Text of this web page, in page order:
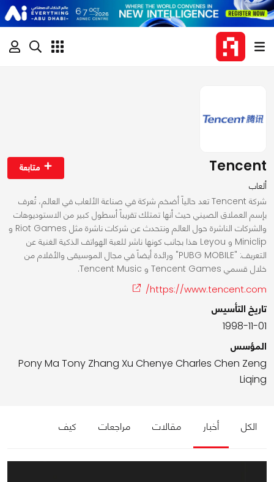
Tencent
ألعاب
متابعة
شركة Tencent تعد حالياً أضخم شركة في صناعة الألعاب في العالم، تُعرف
بإسم العملاق الصيني حيث أنها تمتلك تقريباً أسطول كبير من الاستوديوهات
والشركات الناشرة حول العالم ونتحدث عن شركات ناشرة مثل Riot Games و
Miniclip و Leyou هذا بجانب كونها ناشر للعبة الهواتف الذكية الغنية عن
التعريف: "PUBG MOBILE" ورائدة أيضاً في مجال الموسيقى والأفلام من
خلال قسمي Tencent Games و Tencent Music.
https://www.tencent.com/
تاريخ التأسيس
1998-11-01
المؤسس
Pony Ma Tony Zhang Xu Chenye Charles Chen Zeng
Liqing
الكل أخبار مقالات مراجعات كيف